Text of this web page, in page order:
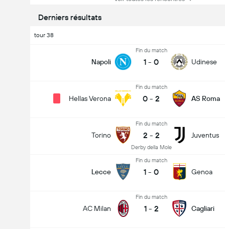
Derniers résultats
tour 38
Napoli
Fin du match
1 - 0 Udinese
Hellas Verona
Fin du match
0 - 2 AS Roma
Torino
Fin du match
2 - 2
Derby della Mole
Juventus
Lecce
Fin du match
1 - 0 Genoa
AC Milan
Fin du match
1 - 2 Cagliari